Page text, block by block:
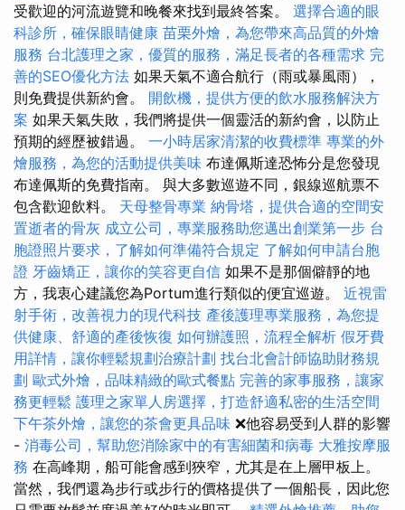
受歡迎的河流遊覽和晚餐來找到最終答案。 選擇合適的眼
科診所，確保眼睛健康 苗栗外燴，為您帶來高品質的外燴
服務 台北護理之家，優質的服務，滿足長者的各種需求 完
善的SEO優化方法 如果天氣不適合航行（雨或暴風雨），
則免費提供新約會。 開飲機，提供方便的飲水服務解決方
案 如果天氣失敗，我們將提供一個靈活的新約會，以防止
預期的經歷被錯過。 一小時居家清潔的收費標準 專業的外
燴服務，為您的活動提供美味 布達佩斯達恐怖分是您發現
布達佩斯的免費指南。 與大多數巡遊不同，銀線巡航票不
包含歡迎飲料。 天母整骨專業 納骨塔，提供合適的空間安
置逝者的骨灰 成立公司，專業服務助您邁出創業第一步 台
胞證照片要求，了解如何準備符合規定 了解如何申請台胞
證 牙齒矯正，讓你的笑容更自信 如果不是那個僻靜的地
方，我衷心建議您為Portum進行類似的便宜巡遊。 近視雷
射手術，改善視力的現代科技 產後護理專業服務，為您提
供健康、舒適的產後恢復 如何辦護照，流程全解析 假牙費
用詳情，讓你輕鬆規劃治療計劃 找台北會計師協助財務規
劃 歐式外燴，品味精緻的歐式餐點 完善的家事服務，讓家
務更輕鬆 護理之家單人房選擇，打造舒適私密的生活空間
下午茶外燴，讓您的茶會更具品味 ❌他容易受到人群的影響
- 消毒公司，幫助您消除家中的有害細菌和病毒 大雅按摩服
務 在高峰期，船可能會感到狹窄，尤其是在上層甲板上。
當然，我們還為步行或步行的價格提供了一個船長，因此您